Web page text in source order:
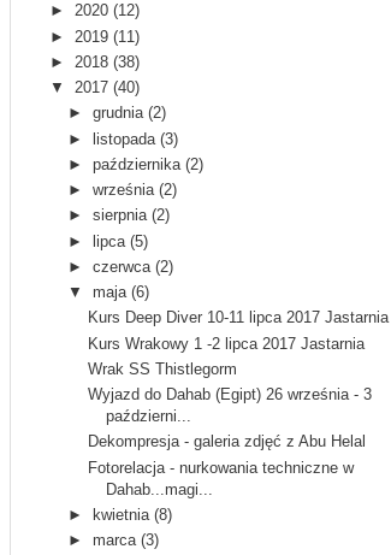
► 2020 (12)
► 2019 (11)
► 2018 (38)
▼
2017 (40)
►grudnia (2)
►listopada (3)
►października (2)
►września (2)
►sierpnia (2)
►lipca (5)
►czerwca (2)
▼
maja (6)
Kurs Deep Diver 10-11 lipca 2017 Jastarnia
Kurs Wrakowy 1 -2 lipca 2017 Jastarnia
Wrak SS Thistlegorm
Wyjazd do Dahab (Egipt) 26 września - 3
październi...
Dekompresja - galeria zdjęć z Abu Helal
Fotorelacja - nurkowania techniczne w
Dahab...magi...
►
kwietnia (8)
► marca (3)